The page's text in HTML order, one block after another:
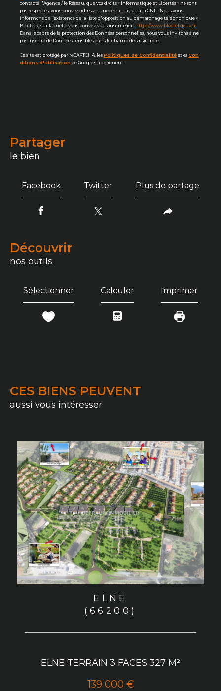
contacté l'Agence / le Réseau, que vos droits « Informatique et Libertés » ne sont
pas respectés, vous pouvez adresser une réclamation à la CNIL. Nous vous
informons de l’existence de la liste d'opposition au démarchage téléphonique «
Bloctel », sur laquelle vous pouvez vous inscrire ici : https://www.bloctel.gouv.fr.
Dans le cadre de la protection des Données personnelles, nous vous invitons à ne
pas inscrire de Données sensibles dans le champ de saisie libre.
Ce site est protégé par reCAPTCHA, lesPolitiques de Confidentialitéet esCon
ditions d'utilisation de Google s'appliquent.
partager
le bien
Facebook Twitter Plus de partage
découvrir
nos outils
Sélectionner Calculer Imprimer
CES BIENS PEUVENT
aussi vous intéresser
ELNE
(66200)
ELNE TERRAIN 3 FACES 327 M²
139 000 €